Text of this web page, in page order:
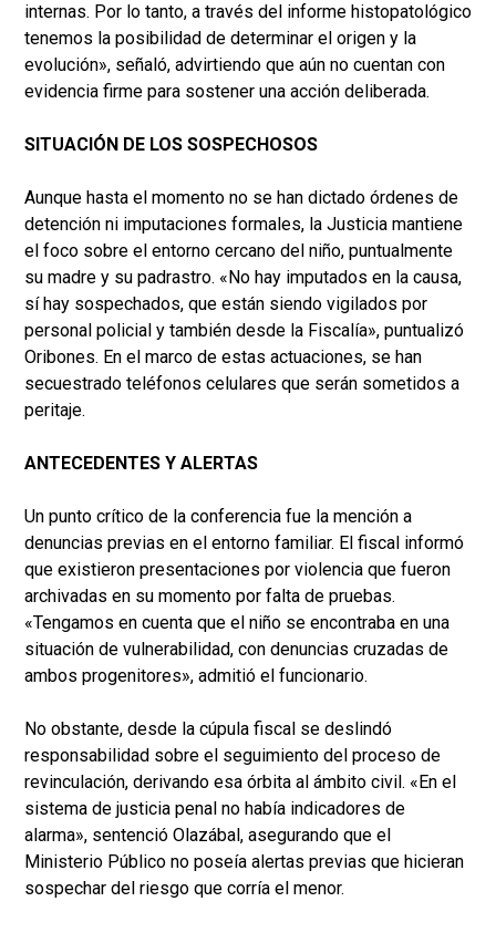
internas. Por lo tanto, a través del informe histopatológico
tenemos la posibilidad de determinar el origen y la
evolución», señaló, advirtiendo que aún no cuentan con
evidencia firme para sostener una acción deliberada.
SITUACIÓN DE LOS SOSPECHOSOS
Aunque hasta el momento no se han dictado órdenes de
detención ni imputaciones formales, la Justicia mantiene
el foco sobre el entorno cercano del niño, puntualmente
su madre y su padrastro. «No hay imputados en la causa,
sí hay sospechados, que están siendo vigilados por
personal policial y también desde la Fiscalía», puntualizó
Oribones. En el marco de estas actuaciones, se han
secuestrado teléfonos celulares que serán sometidos a
peritaje.
ANTECEDENTES Y ALERTAS
Un punto crítico de la conferencia fue la mención a
denuncias previas en el entorno familiar. El fiscal informó
que existieron presentaciones por violencia que fueron
archivadas en su momento por falta de pruebas.
«Tengamos en cuenta que el niño se encontraba en una
situación de vulnerabilidad, con denuncias cruzadas de
ambos progenitores», admitió el funcionario.
No obstante, desde la cúpula fiscal se deslindó
responsabilidad sobre el seguimiento del proceso de
revinculación, derivando esa órbita al ámbito civil. «En el
sistema de justicia penal no había indicadores de
alarma», sentenció Olazábal, asegurando que el
Ministerio Público no poseía alertas previas que hicieran
sospechar del riesgo que corría el menor.